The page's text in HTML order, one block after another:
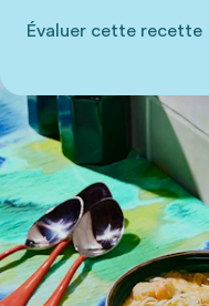
Évaluer cette recette